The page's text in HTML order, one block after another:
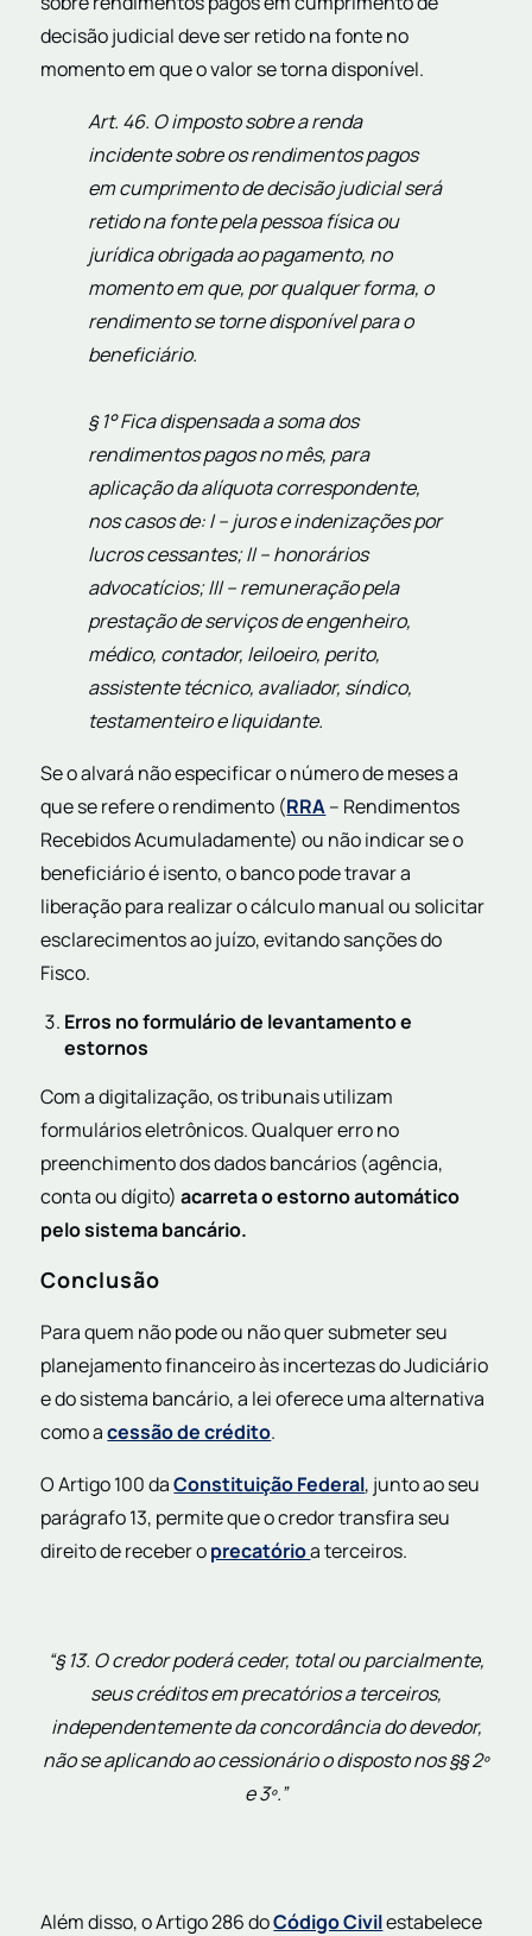
decisão judicial deve ser retido na fonte no
momento em que o valor se torna disponível.
Art. 46. O imposto sobre a renda
incidente sobre os rendimentos pagos
em cumprimento de decisão judicial será
retido na fonte pela pessoa física ou
jurídica obrigada ao pagamento, no
momento em que, por qualquer forma, o
rendimento se torne disponível para o
beneficiário.
§ 1° Fica dispensada a soma dos
rendimentos pagos no mês, para
aplicação da alíquota correspondente,
nos casos de: I – juros e indenizações por
lucros cessantes; II – honorários
advocatícios; III – remuneração pela
prestação de serviços de engenheiro,
médico, contador, leiloeiro, perito,
assistente técnico, avaliador, síndico,
testamenteiro e liquidante.
Se o alvará não especificar o número de meses a
que se refere o rendimento (RRA– Rendimentos
Recebidos Acumuladamente) ou não indicar se o
beneficiário é isento, o banco pode travar a
liberação para realizar o cálculo manual ou solicitar
esclarecimentos ao juízo, evitando sanções do
Fisco.
Erros no formulário de levantamento e
estornos
Com a digitalização, os tribunais utilizam
formulários eletrônicos. Qualquer erro no
preenchimento dos dados bancários (agência,
conta ou dígito)acarreta o estorno automático
pelo sistema bancário.
Conclusão
Para quem não pode ou não quer submeter seu
planejamento financeiro às incertezas do Judiciário
e do sistema bancário, a lei oferece uma alternativa
como acessão de crédito.
O Artigo 100 daConstituição Federal, junto ao seu
parágrafo 13, permite que o credor transfira seu
direito de receber oprecatórioa terceiros.
“§ 13. O credor poderá ceder, total ou parcialmente,
seus créditos em precatórios a terceiros,
independentemente da concordância do devedor,
não se aplicando ao cessionário o disposto nos §§ 2º
e 3º.”
Além disso, o Artigo 286 doCódigo Civilestabelece